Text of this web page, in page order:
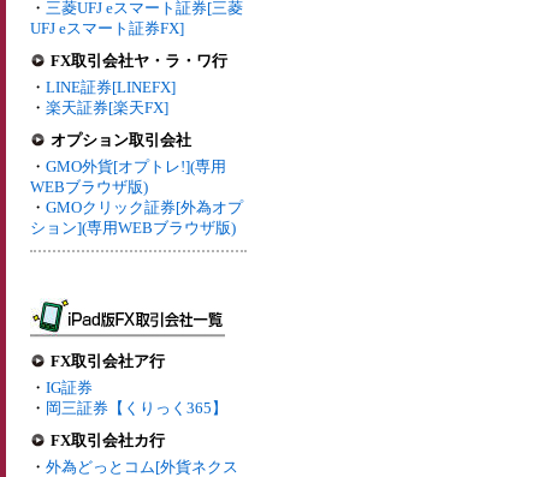
・ 三菱UFJ eスマート証券[三菱
UFJ eスマート証券FX]
FX取引会社ヤ・ラ・ワ行
・ LINE証券[LINEFX]
・ 楽天証券[楽天FX]
オプション取引会社
・ GMO外貨[オプトレ!](専用
WEBブラウザ版)
・ GMOクリック証券[外為オプ
ション](専用WEBブラウザ版)
FX取引会社ア行
・ IG証券
・ 岡三証券【くりっく365】
FX取引会社カ行
・ 外為どっとコム[外貨ネクス